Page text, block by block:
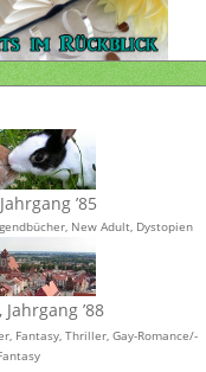
’85
New Adult, Dystopien
Jahrgang ’88
Fantasy, Thriller, Gay-Romance/-